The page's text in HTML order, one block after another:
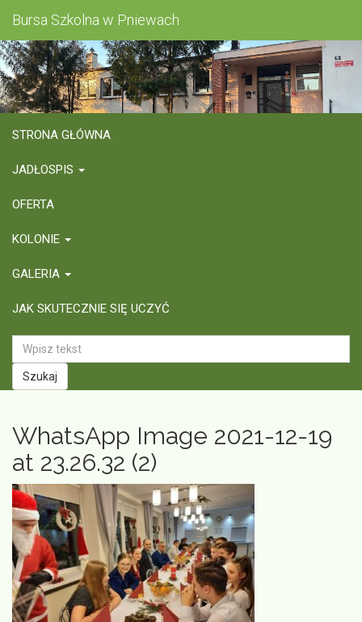
Bursa Szkolna w Pniewach
STRONA GŁÓWNA
JADŁOSPIS
OFERTA
KOLONIE
GALERIA
JAK SKUTECZNIE SIĘ UCZYĆ
Szukaj
WhatsApp Image 2021-12-19
at 23.26.32 (2)